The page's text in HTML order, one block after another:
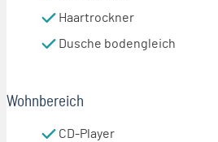
Haartrockner
Dusche bodengleich
Wohnbereich
CD-Player